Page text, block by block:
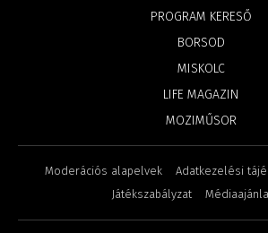
PROGRAM KERESŐ
BORSOD
MISKOLC
LIFE MAGAZIN
MOZIMŰSOR
Moderációs alapelvek Adatkezelési
Játékszabályzat